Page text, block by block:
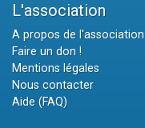
L'association
A propos de l'association
Faire un don !
Mentions légales
Nous contacter
Aide (FAQ)